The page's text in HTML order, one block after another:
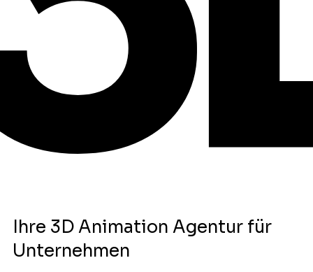
Ihre 3D Animation Agentur für
Unternehmen